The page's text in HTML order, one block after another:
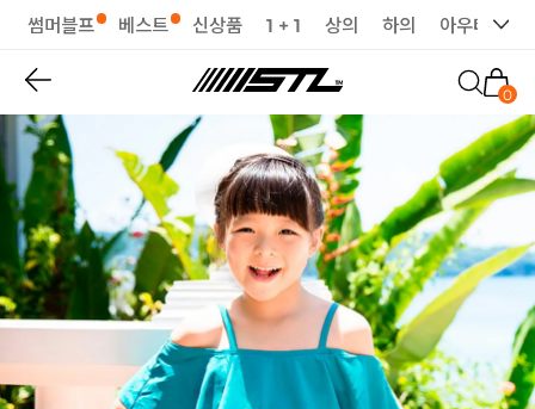
썸머블프 베스트 신상품 1 + 1 상의 하의 아우터
0